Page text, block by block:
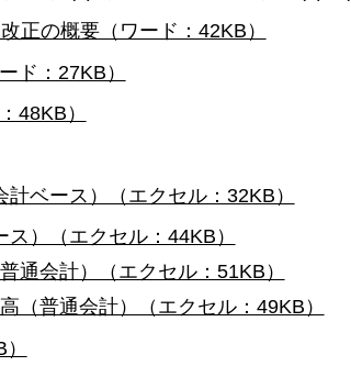
正の概要（ワード：42KB）
ド：27KB）
48KB）
ベース）（エクセル：32KB）
）（エクセル：44KB）
通会計）（エクセル：51KB）
（普通会計）（エクセル：49KB）